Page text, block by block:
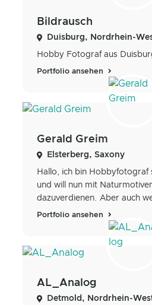
Bildrausch
Duisburg, Nordrhein-
Hobby Fotograf aus
Portfolio ansehen
Gerald Greim
Elsterberg, Saxony
Hallo, ich bin Hobbyfotograf
und will nun mit
dazuverdienen. Aber auch
Portfolio ansehen
AL_Analog
Detmold, Nordrhein-